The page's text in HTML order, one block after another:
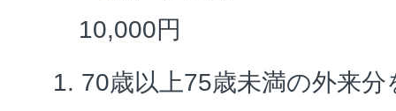
10,000円
70歳以上75歳未満の外来